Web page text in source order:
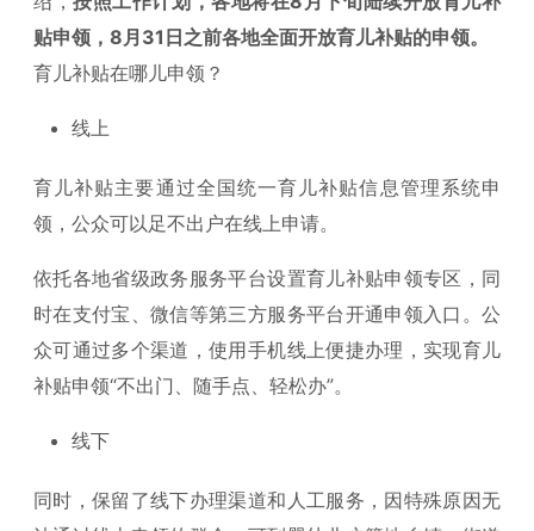
贴申领，8月31日之前各地全面开放育儿补贴的申领。
育儿补贴在哪儿申领？
线上
育儿补贴主要通过全国统一育儿补贴信息管理系统申
领，公众可以足不出户在线上申请。
依托各地省级政务服务平台设置育儿补贴申领专区，同
时在支付宝、微信等第三方服务平台开通申领入口。公
众可通过多个渠道，使用手机线上便捷办理，实现育儿
补贴申领“不出门、随手点、轻松办”。
线下
同时，保留了线下办理渠道和人工服务，因特殊原因无